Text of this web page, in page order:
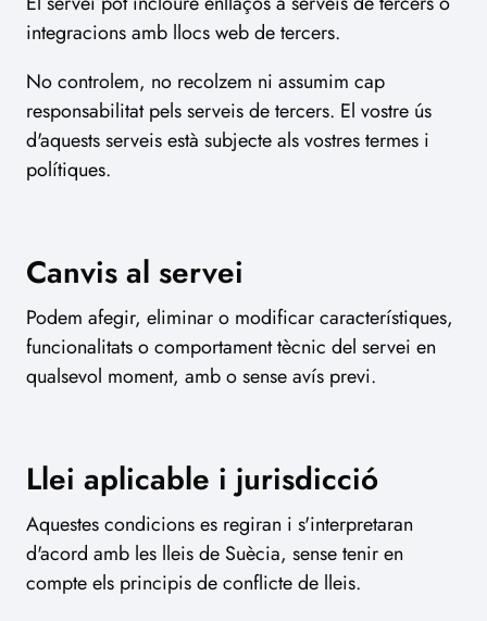
integracions amb llocs web de tercers.
No controlem, no recolzem ni assumim cap
responsabilitat pels serveis de tercers. El vostre ús
d'aquests serveis està subjecte als vostres termes i
polítiques.
Canvis al servei
Podem afegir, eliminar o modificar característiques,
funcionalitats o comportament tècnic del servei en
qualsevol moment, amb o sense avís previ.
Llei aplicable i jurisdicció
Aquestes condicions es regiran i s'interpretaran
d'acord amb les lleis de Suècia, sense tenir en
compte els principis de conflicte de lleis.